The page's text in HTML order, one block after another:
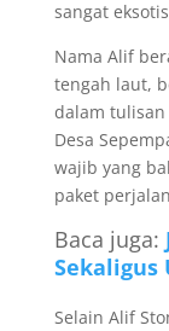
sangat
Nama Alif
tengah laut,
dalam tulisan
Desa
wajib yang
paket
Baca juga:
Sekaligus
Selain Alif